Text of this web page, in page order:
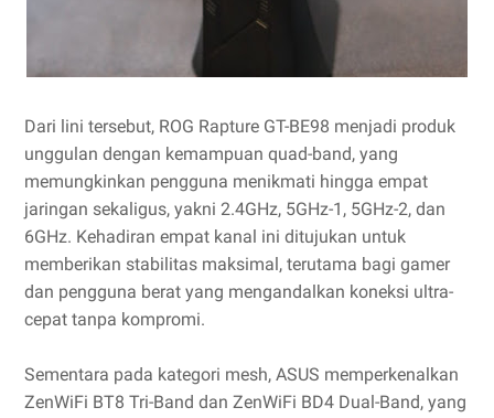
Dari lini tersebut, ROG Rapture GT-BE98 menjadi produk
unggulan dengan kemampuan quad-band, yang
memungkinkan pengguna menikmati hingga empat
jaringan sekaligus, yakni 2.4GHz, 5GHz-1, 5GHz-2, dan
6GHz. Kehadiran empat kanal ini ditujukan untuk
memberikan stabilitas maksimal, terutama bagi gamer
dan pengguna berat yang mengandalkan koneksi ultra-
cepat tanpa kompromi.
Sementara pada kategori mesh, ASUS memperkenalkan
ZenWiFi BT8 Tri-Band dan ZenWiFi BD4 Dual-Band, yang